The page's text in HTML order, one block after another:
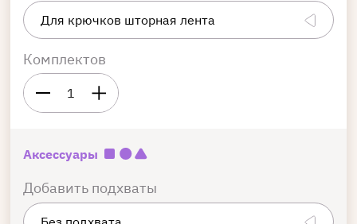
Комплектов
1
Аксессуары
Добавить подхваты